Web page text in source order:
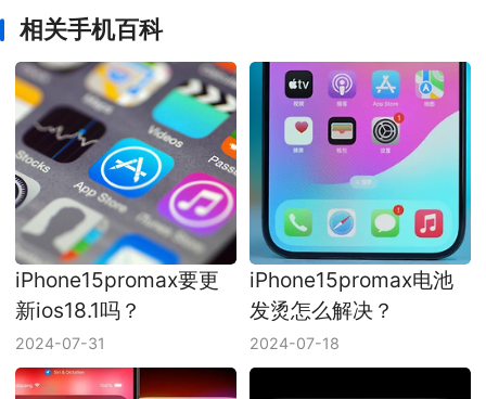
相关手机百科
iPhone15promax要更
新ios18.1吗？
2024-07-31
iPhone15promax电池
发烫怎么解决？
2024-07-18